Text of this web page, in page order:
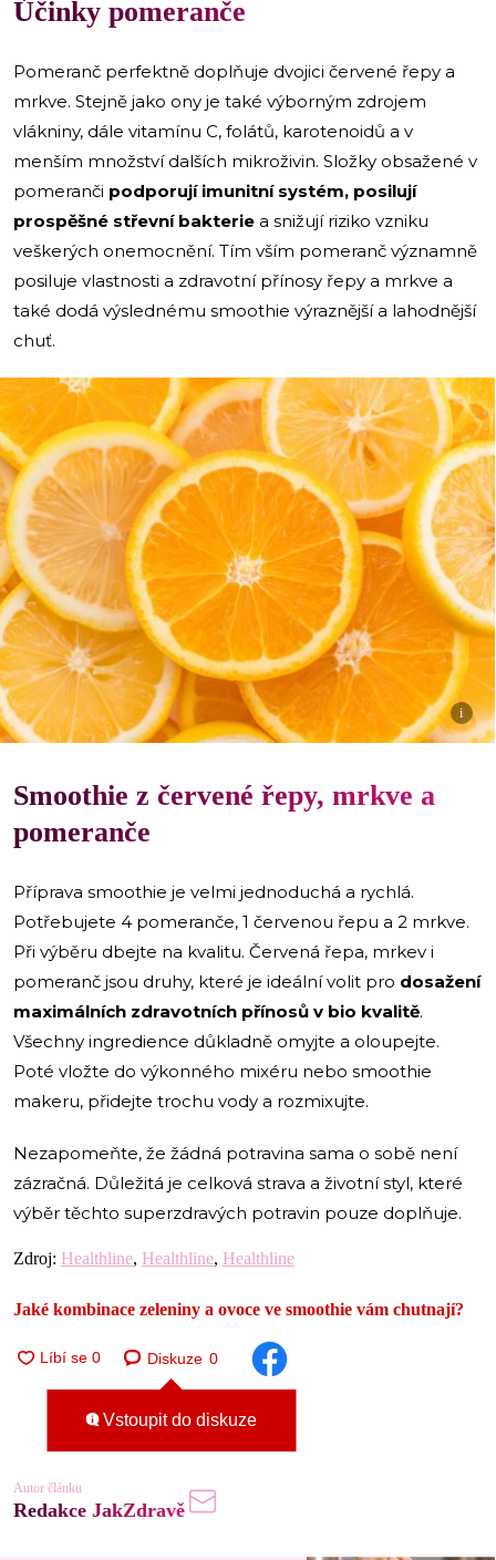
Účinky pomeranče
Pomeranč perfektně doplňuje dvojici červené řepy a
mrkve. Stejně jako ony je také výborným zdrojem
vlákniny, dále vitamínu C, folátů, karotenoidů a v
menším množství dalších mikroživin. Složky obsažené v
pomeranči podporují imunitní systém, posilují
prospěšné střevní bakterie a snižují riziko vzniku
veškerých onemocnění. Tím vším pomeranč významně
posiluje vlastnosti a zdravotní přínosy řepy a mrkve a
také dodá výslednému smoothie výraznější a lahodnější
chuť.
i
Smoothie z červené řepy, mrkve a
pomeranče
Příprava smoothie je velmi jednoduchá a rychlá.
Potřebujete 4 pomeranče, 1 červenou řepu a 2 mrkve.
Při výběru dbejte na kvalitu. Červená řepa, mrkev i
pomeranč jsou druhy, které je ideální volit pro dosažení
maximálních zdravotních přínosů v bio kvalitě.
Všechny ingredience důkladně omyjte a oloupejte.
Poté vložte do výkonného mixéru nebo smoothie
makeru, přidejte trochu vody a rozmixujte.
Nezapomeňte, že žádná potravina sama o sobě není
zázračná. Důležitá je celková strava a životní styl, které
výběr těchto superzdravých potravin pouze doplňuje.
Zdroj: Healthline, Healthline, Healthline
Jaké kombinace zeleniny a ovoce ve smoothie vám chutnají?
Diskuze 0
Vstoupit do diskuze
Autor článku
Redakce JakZdravě